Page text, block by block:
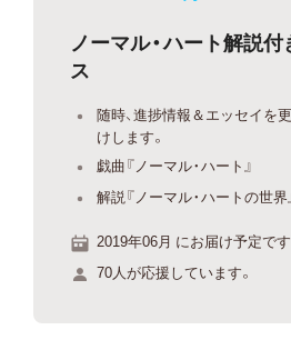
ノーマル・ハート解説
ス
随時、進捗情報＆エッセイを
けします。
戯曲『ノーマル・ハート』
解説『ノーマル・ハートの世界
2019年06月 にお届け予定です
70人が応援しています。